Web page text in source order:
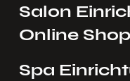
Salon
Online Shop
Spa